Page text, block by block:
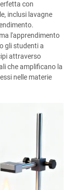
con
inclusi lavagne
l'apprendimento
gli studenti a
attraverso
che amplificano la
nelle materie